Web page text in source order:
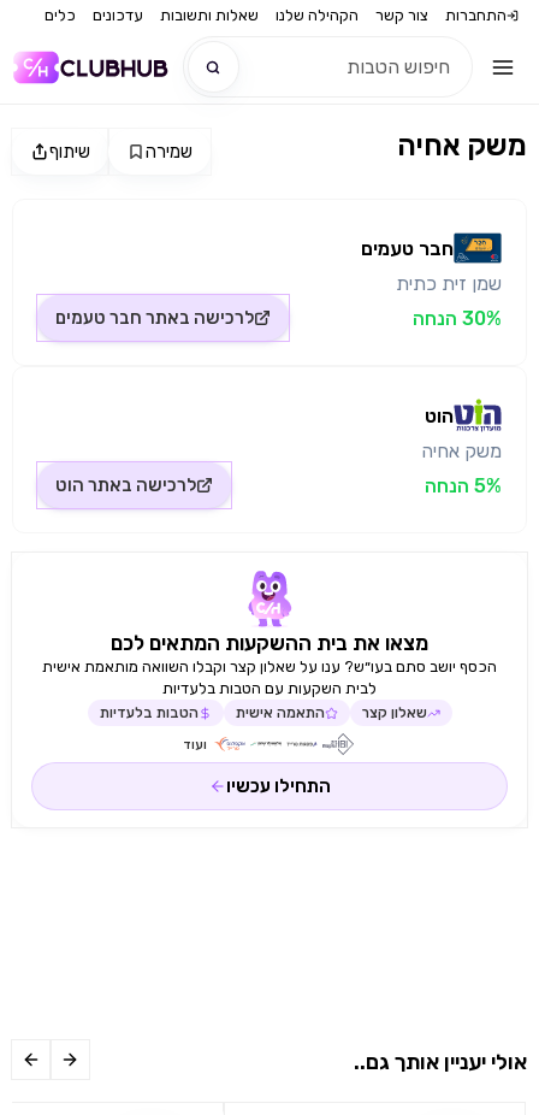
התחברות צור קשר הקהילה שלנו שאלות ותשובות עדכונים כלים
שיתוף שמירה משק אחיה
חבר טעמים
שמן זית כתית
30% הנחה
לרכישה באתר חבר טעמים
הוט
משק אחיה
5% הנחה
לרכישה באתר הוט
מצאו את בית ההשקעות המתאים לכם
הכסף יושב סתם בעו״ש? ענו על שאלון קצר וקבלו השוואה מותאמת אישית
לבית השקעות עם הטבות בלעדיות
שאלון קצר התאמה אישית הטבות בלעדיות
ועוד
התחילו עכשיו
אולי יעניין אותך גם..